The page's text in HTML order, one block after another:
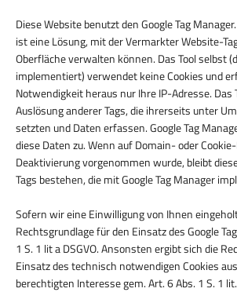
Diese Website benutzt den Google Tag
ist eine Lösung, mit der Vermarkter Website-
Oberfläche verwalten können. Das Tool selbst
implementiert) verwendet keine Cookies und
Notwendigkeit heraus nur Ihre IP-Adresse. Das
Auslösung anderer Tags, die ihrerseits unter
setzten und Daten erfassen. Google Tag
diese Daten zu. Wenn auf Domain- oder
Deaktivierung vorgenommen wurde, bleibt
Tags bestehen, die mit Google Tag Manager
Sofern wir eine Einwilligung von Ihnen
Rechtsgrundlage für den Einsatz des Google
1 S. 1 lit a DSGVO. Ansonsten ergibt sich die
Einsatz des technisch notwendigen Cookies
berechtigten Interesse gem. Art. 6 Abs. 1 S. 1